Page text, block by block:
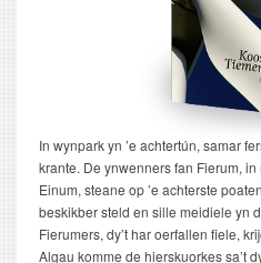
In wynpark yn ’e achtertún, samar
krante. De ynwenners fan Fierum,
Einum, steane op ’e achterste
beskikber steld en sille meidiele yn
Fierumers, dy’t har oerfallen fiele,
Algau komme de hierskuorkes sa’t